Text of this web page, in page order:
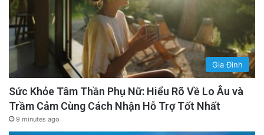
Gia Đình
Sức Khỏe Tâm Thần Phụ Nữ: Hiểu Rõ Về Lo Âu và
Trầm Cảm Cùng Cách Nhận Hỗ Trợ Tốt Nhất
9 minutes ago